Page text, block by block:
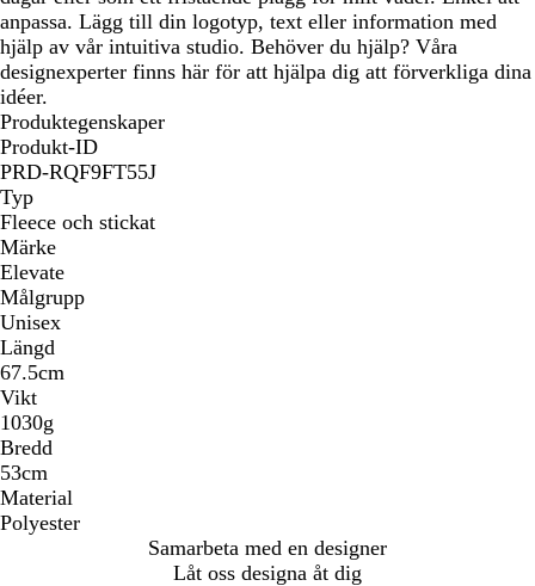
anpassa. Lägg till din logotyp, text eller information med
hjälp av vår intuitiva studio. Behöver du hjälp? Våra
designexperter finns här för att hjälpa dig att förverkliga dina
idéer.
Produktegenskaper
Produkt-ID
PRD-RQF9FT55J
Typ
Fleece och stickat
Märke
Elevate
Målgrupp
Unisex
Längd
67.5cm
Vikt
1030g
Bredd
53cm
Material
Polyester
Samarbeta med en designer
Låt oss designa åt dig